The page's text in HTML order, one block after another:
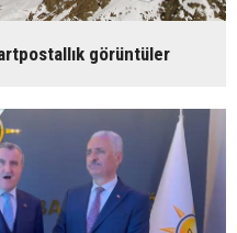
görüntüler